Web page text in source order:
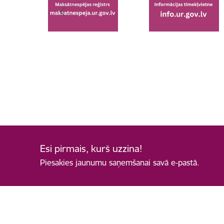
Esi pirmais, kurš uzzina!
Piesakies jaunumu saņemšanai savā e-pastā.